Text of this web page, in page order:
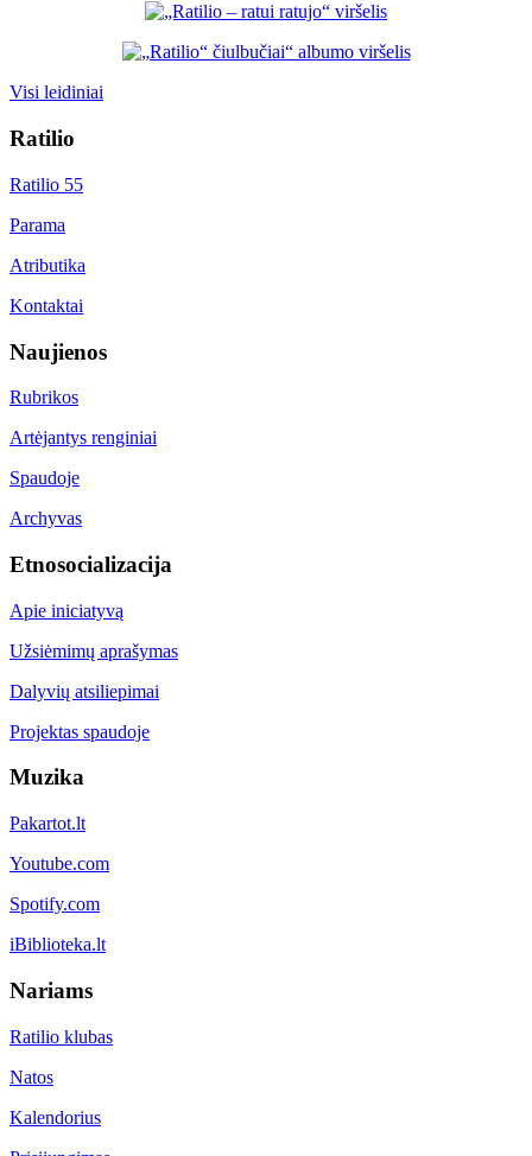
Visi leidiniai
Ratilio
Ratilio 55
Parama
Atributika
Kontaktai
Naujienos
Rubrikos
Artėjantys renginiai
Spaudoje
Archyvas
Etnosocializacija
Apie iniciatyvą
Užsiėmimų aprašymas
Dalyvių atsiliepimai
Projektas spaudoje
Muzika
Pakartot.lt
Youtube.com
Spotify.com
iBiblioteka.lt
Nariams
Ratilio klubas
Natos
Kalendorius